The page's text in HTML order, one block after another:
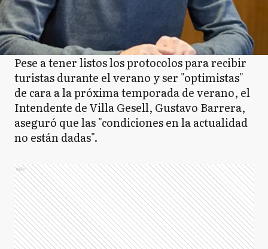
Pese a tener listos los protocolos para recibir
turistas durante el verano y ser "optimistas"
de cara a la próxima temporada de verano, el
Intendente de Villa Gesell, Gustavo Barrera,
aseguró que las "condiciones en la actualidad
no están dadas".
Ads